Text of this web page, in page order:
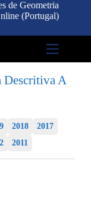
de Geometria
(Portugal)
Descritiva A
2018
2017
2011